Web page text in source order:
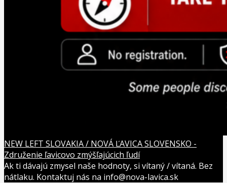
NEW LEFT SLOVAKIA / NOVÁ ĽAVICA SLOVENSKO -
Združenie ľavicovo zmýšľajúcich ľudí
Ak ti dávajú zmysel naše hodnoty, si vítaný / vítaná. Bez
nátlaku. Kontaktuj nás na info@nova-lavica.sk